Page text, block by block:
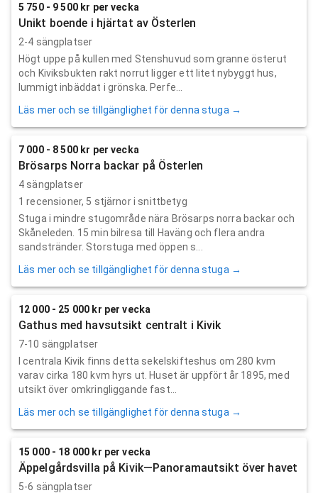
5 750 - 9 500 kr per vecka
Unikt boende i hjärtat av Österlen
2-4 sängplatser
Högt uppe på kullen med Stenshuvud som granne österut
och Kiviksbukten rakt norrut ligger ett litet nybyggt hus,
lummigt inbäddat i grönska. Perfe...
Läs mer och se tillgänglighet för denna stuga →
7 000 - 8 500 kr per vecka
Brösarps Norra backar på Österlen
4 sängplatser
1 recensioner, 5 stjärnor i snittbetyg
Stuga i mindre stugområde nära Brösarps norra backar och
Skåneleden. 15 min bilresa till Haväng och flera andra
sandstränder. Storstuga med öppen s...
Läs mer och se tillgänglighet för denna stuga →
12 000 - 25 000 kr per vecka
Gathus med havsutsikt centralt i Kivik
7-10 sängplatser
I centrala Kivik finns detta sekelskifteshus om 280 kvm
varav cirka 180 kvm hyrs ut. Huset är uppfört år 1895, med
utsikt över omkringliggande fast...
Läs mer och se tillgänglighet för denna stuga →
15 000 - 18 000 kr per vecka
Äppelgårdsvilla på Kivik—Panoramautsikt över havet
5-6 sängplatser